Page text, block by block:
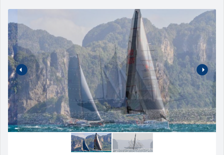
Campagne de sécurité routière ‘Seven Days of Danger’ de